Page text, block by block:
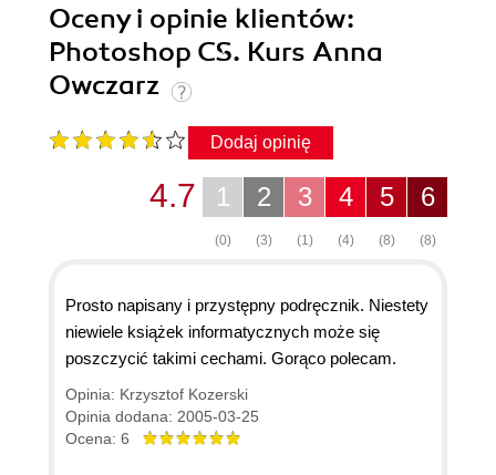
Oceny i opinie klientów:
Photoshop CS. Kurs Anna
Owczarz
Dodaj opinię
6
(8)
5
(8)
4
(4)
3
(1)
2
(3)
1
(0)
4.7
Prosto napisany i przystępny podręcznik. Niestety
niewiele książek informatycznych może się
poszczycić takimi cechami. Gorąco polecam.
Opinia: Krzysztof Kozerski
Opinia dodana: 2005-03-25
Ocena: 6